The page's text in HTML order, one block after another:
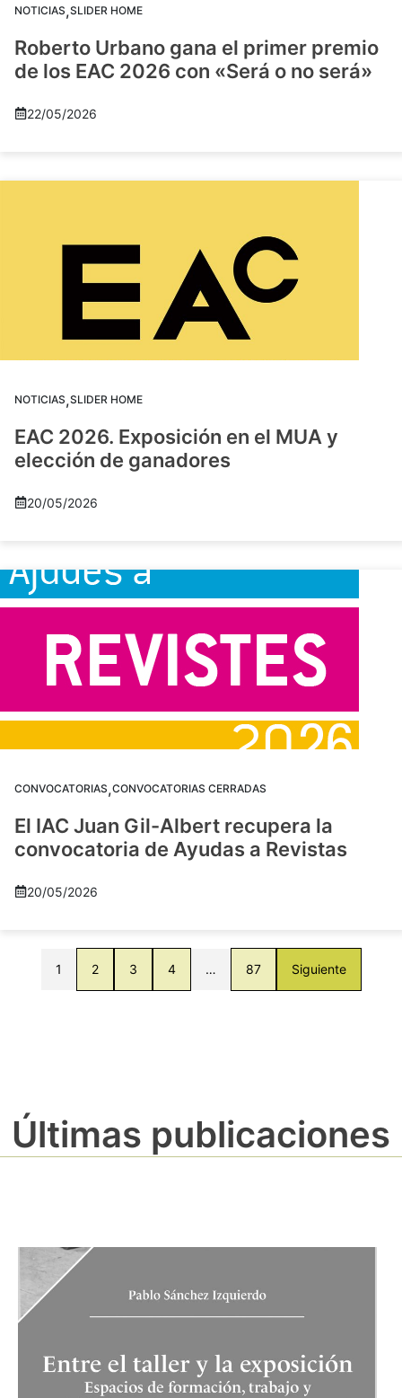
NOTICIAS,SLIDER HOME
Roberto Urbano gana el primer premio
de los EAC 2026 con «Será o no será»
22/05/2026
NOTICIAS,SLIDER HOME
EAC 2026. Exposición en el MUA y
elección de ganadores
20/05/2026
CONVOCATORIAS,CONVOCATORIAS CERRADAS
El IAC Juan Gil-Albert recupera la
convocatoria de Ayudas a Revistas
20/05/2026
1 2 3 4 … 87 Siguiente
Últimas publicaciones